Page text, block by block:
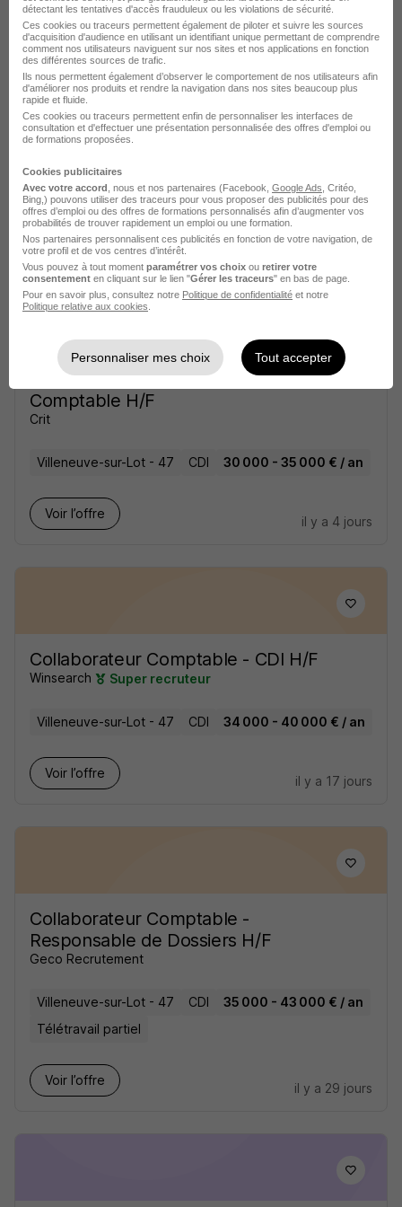
Comptable H/F
Work & You Super recruteur
Villeneuve-sur-Lot - 47
Télétravail partiel
Voir l’offre
il y a 7 jours
Comptable H/F
Crit
Villeneuve-sur-Lot - 47 CDI 30 000 - 35 000 € / an
Voir l’offre
il y a 4 jours
Collaborateur Comptable - CDI H/F
Winsearch Super recruteur
Villeneuve-sur-Lot - 47 CDI 34 000 - 40 000 € / an
Voir l’offre
il y a 17 jours
Collaborateur Comptable -
Responsable de Dossiers H/F
Geco Recrutement
Villeneuve-sur-Lot - 47 CDI
35 000 - 43 000 € / an
Télétravail partiel
Voir l’offre
il y a 29 jours
détectant les tentatives d'accès frauduleux ou les violations de sécurité.
Ces cookies ou traceurs permettent également de piloter et suivre les sources
d'acquisition d'audience en utilisant un identifiant unique permettant de comprendre
comment nos utilisateurs naviguent sur nos sites et nos applications en fonction
des différentes sources de trafic.
Ils nous permettent également d’observer le comportement de nos utilisateurs afin
d'améliorer nos produits et rendre la navigation dans nos sites beaucoup plus
rapide et fluide.
Ces cookies ou traceurs permettent enfin de personnaliser les interfaces de
consultation et d'effectuer une présentation personnalisée des offres d'emploi ou
de formations proposées.
Cookies publicitaires
Avec votre accord , nous et nos partenaires (Facebook, Google Ads , Critéo,
Bing,) pouvons utiliser des traceurs pour vous proposer des publicités pour des
offres d’emploi ou des offres de formations personnalisés afin d’augmenter vos
probabilités de trouver rapidement un emploi ou une formation.
Nos partenaires personnalisent ces publicités en fonction de votre navigation, de
votre profil et de vos centres d’intérêt.
Vous pouvez à tout moment paramétrer vos choix ou retirer votre
consentement en cliquant sur le lien "Gérer les traceurs" en bas de page.
Pour en savoir plus, consultez notre Politique de confidentialité et notre
Politique relative aux cookies
Personnaliser mes choix Tout accepter